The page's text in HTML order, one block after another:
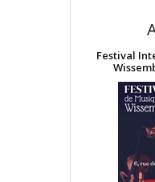
Festival